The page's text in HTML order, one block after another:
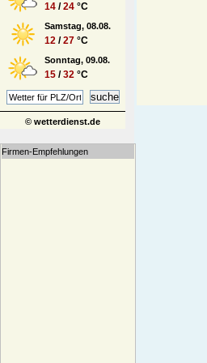
14 /24 °C
Samstag, 08.08.
12 /27 °C
Sonntag, 09.08.
15 /32 °C
© wetterdienst.de
Firmen-Empfehlungen